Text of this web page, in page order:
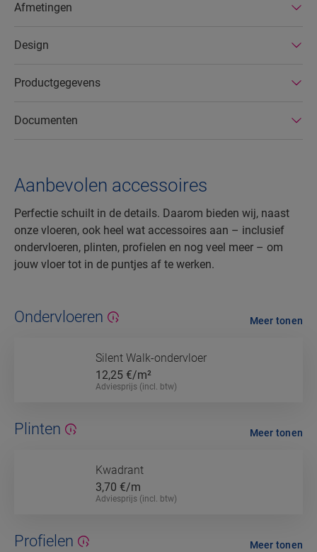
fabrieken. Bovendien hebben Quick-Step-
Afmetingen
Design
Productgegevens
Documenten
Aanbevolen accessoires
Perfectie schuilt in de details. Daarom bieden wij, naast
onze vloeren, ook heel wat accessoires aan – inclusief
ondervloeren, plinten, profielen en nog veel meer – om
jouw vloer tot in de puntjes af te werken.
Ondervloeren
Silent Walk-ondervloer
12,25 €/m²
Adviesprijs (incl. btw)
Meer tonen
Plinten
Kwadrant
3,70 €/m
Adviesprijs (incl. btw)
Meer tonen
Profielen Meer tonen